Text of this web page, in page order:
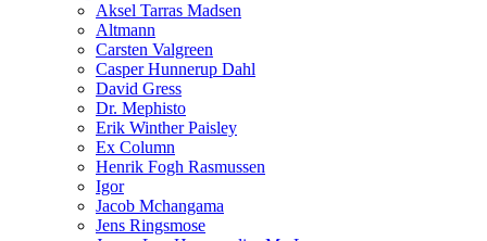
Aksel Tarras Madsen
Altmann
Carsten Valgreen
Casper Hunnerup Dahl
David Gress
Dr. Mephisto
Erik Winther Paisley
Ex Column
Henrik Fogh Rasmussen
Igor
Jacob Mchangama
Jens Ringsmose